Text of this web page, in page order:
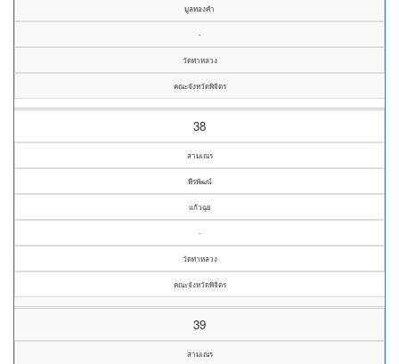
มูลทองคำ
-
วัดท่าหลวง
คณะจังหวัดพิจิตร
38
สามเณร
พีรพัฒน์
แก้วฉุย
-
วัดท่าหลวง
คณะจังหวัดพิจิตร
39
สามเณร